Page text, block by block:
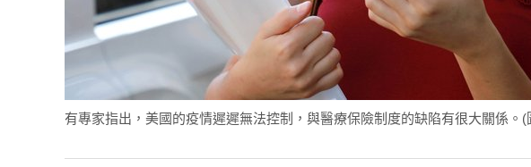
有專家指出，美國的疫情遲遲無法控制，與醫療保險制度的缺陷有很大關係。(